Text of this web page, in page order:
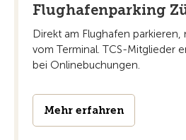
Flughafenparking
Direkt am Flughafen parkieren,
vom Terminal. TCS-Mitglieder
bei Onlinebuchungen.
Mehr erfahren